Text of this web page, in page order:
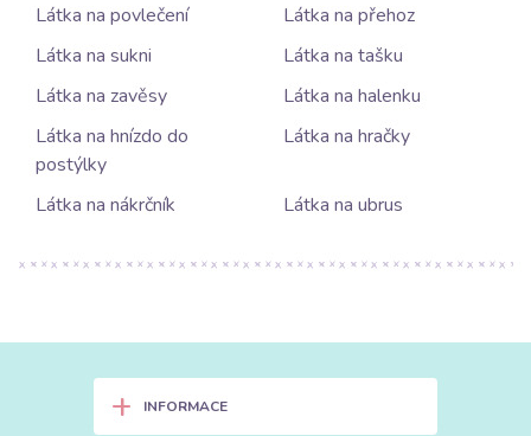
Látka na povlečení
Látka na přehoz
Látka na sukni
Látka na tašku
Látka na zavěsy
Látka na halenku
Látka na hnízdo do
postýlky
Látka na hračky
Látka na nákrčník Látka na ubrus
+ INFORMACE